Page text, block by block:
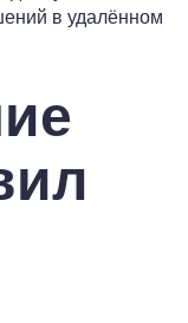
в удалённом